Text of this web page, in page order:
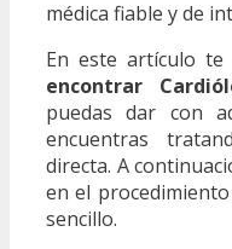
médica fiable y de
En este artículo
encontrar
puedas dar con
encuentras
directa. A
en el
sencillo.